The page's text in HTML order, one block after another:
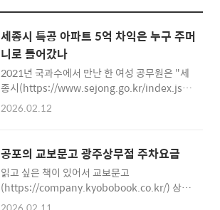
세종시 특공 아파트 5억 차익은 누구 주머
니로 들어갔나
2021년 국과수에서 만난 한 여성 공무원은 "세
종시(https://www.sejong.go.kr/index.jsp)
공무원들만 로또 맞았어요"라며 자신도 공무원
다. 2023년 KDI국제정책대학원에서 함께 일하
던 육군 중령 출신 동료 사감은 내게 "세종은 엽
기적인 도시예요. 공무원들이 특공으로 아파트
받아서 부동산 시세 올려놓고 차익도 챙겼어
2026.02.12
공포의 교보문고 광주상무점 주차요금
읽고 싶은 책이 있어서 교보문고
(https://company.kyobobook.co.kr/) 상무
점에 다녀왔다. 책도 둘러보고 문구류도 구경하